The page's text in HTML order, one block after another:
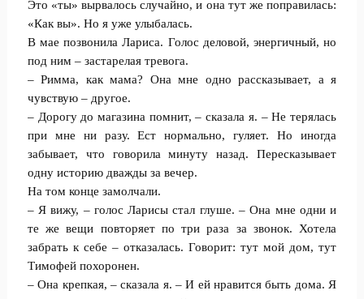
Это «ты» вырвалось случайно, и она тут же поправилась:
«Как вы». Но я уже улыбалась.
В мае позвонила Лариса. Голос деловой, энергичный, но
под ним – застарелая тревога.
– Римма, как мама? Она мне одно рассказывает, а я
чувствую – другое.
– Дорогу до магазина помнит, – сказала я. – Не терялась
при мне ни разу. Ест нормально, гуляет. Но иногда
забывает, что говорила минуту назад. Пересказывает
одну историю дважды за вечер.
На том конце замолчали.
– Я вижу, – голос Ларисы стал глуше. – Она мне одни и
те же вещи повторяет по три раза за звонок. Хотела
забрать к себе – отказалась. Говорит: тут мой дом, тут
Тимофей похоронен.
– Она крепкая, – сказала я. – И ей нравится быть дома. Я